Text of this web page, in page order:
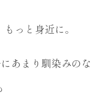
っと身近に。
あまり馴染みのな